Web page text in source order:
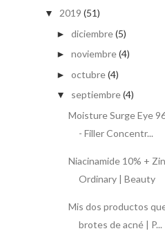
▼ 2019 (51)
► diciembre(5)
► noviembre(4)
► octubre(4)
▼ septiembre(4)
Moisture Surge Eye
- Filler Concentr...
Niacinamide 10% +
Ordinary | Beauty
Mis dos productos
brotes de acné | P...